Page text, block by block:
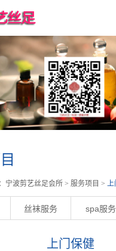
宁波剪艺丝足会所 > 服务项目 >
丝袜服务 spa服务
上门保健